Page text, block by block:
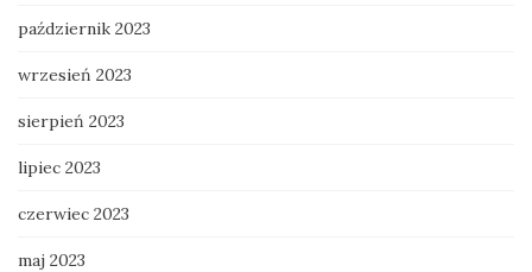
październik 2023
wrzesień 2023
sierpień 2023
lipiec 2023
czerwiec 2023
maj 2023